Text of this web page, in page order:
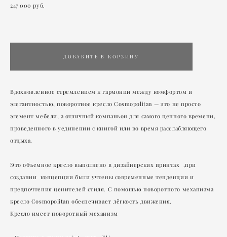
247 000 pуб.
ДОБАВИТЬ В КОРЗИНУ
Вдохновленное стремлением к гармонии между комфортом и
элегантностью, поворотное кресло Cosmopolitan — это не просто
элемент мебели, а отличный компаньон для самого ценного времени,
проведенного в уединении с книгой или во время расслабляющего
отдыха.
Это объемное кресло выполнено в дизайнерских принтах ,при
создании концепции были учтены современные тенденции и
предпочтения ценителей стиля. С помощью поворотного механизма
кресло Cosmopolitan обеспечивает лёгкость движения.
Кресло имеет поворотный механизм